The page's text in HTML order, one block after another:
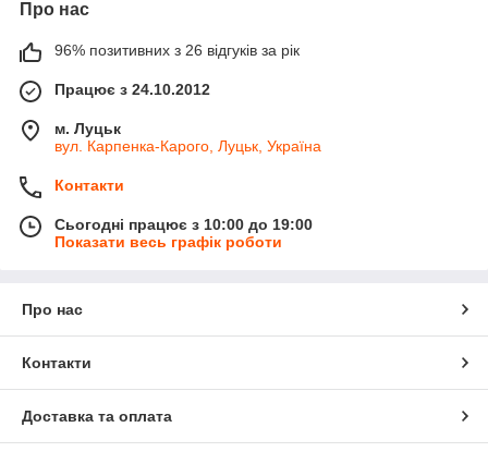
Про нас
96% позитивних з 26 відгуків за рік
Працює з 24.10.2012
м. Луцьк
вул. Карпенка-Карого, Луцьк, Україна
Контакти
Сьогодні працює з 10:00 до 19:00
Показати весь графік роботи
Про нас
Контакти
Доставка та оплата